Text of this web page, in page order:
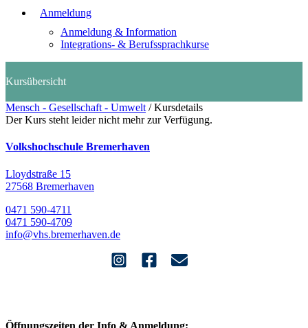
Anmeldung
Anmeldung & Information
Integrations- & Berufssprachkurse
Mensch - Gesellschaft - Umwelt /Kursdetails
Der Kurs steht leider nicht mehr zur Verfügung.
Volkshochschule Bremerhaven
Lloydstraße 15
27568 Bremerhaven
0471 590-4711
0471 590-4709
info@vhs.bremerhaven.de
Öffnungszeiten der Info & Anmeldung: